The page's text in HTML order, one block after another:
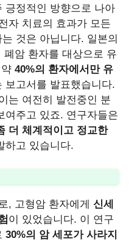
긍정적인 방향으로 나아
자 치료의 효과가 모든
것은 아닙니다. 일본의
폐암 환자를 대상으로 유
40%의 환자에서만 유
보고서를 발표했습니다.
는 여전히 발전중인 분
여주고 있죠. 연구자들은
더 체계적이고 정교한
하고 있습니다.
, 고형암 환자에게 신세
이 있었습니다. 이 연구
30%의 암 세포가 사라지